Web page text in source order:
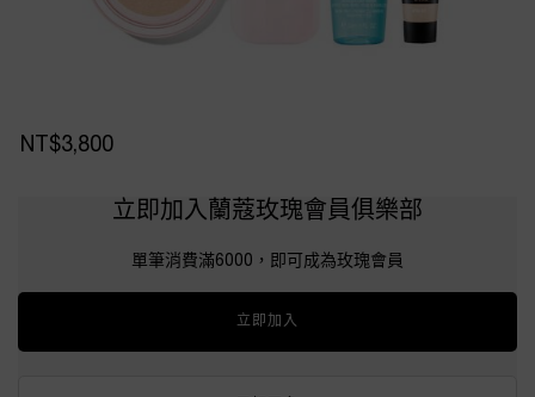
NT$3,800
立即加入蘭蔻玫瑰會員俱樂部
單筆消費滿6000，即可成為玫瑰會員
立即加入